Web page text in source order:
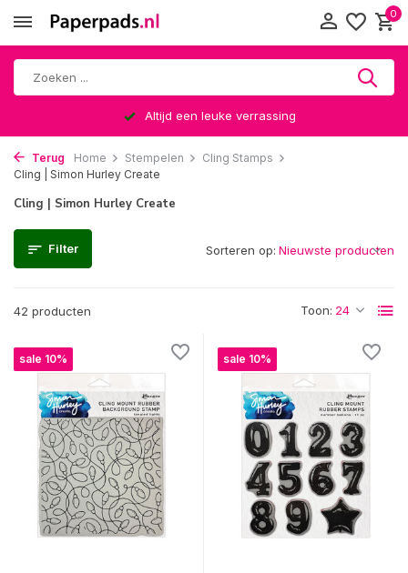
0
Altijd een leuke verrassing
Terug Home Stempelen
Cling Stamps
Cling | Simon Hurley Create
Cling | Simon Hurley Create
Filter
42 producten Toon:
Sorteren op:
sale 10% sale 10%